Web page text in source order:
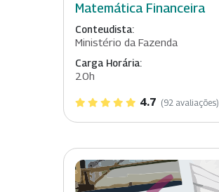
Matemática Financeira
Conteudista:
Ministério da Fazenda
Carga Horária:
20h
4.7 (92 avaliações)